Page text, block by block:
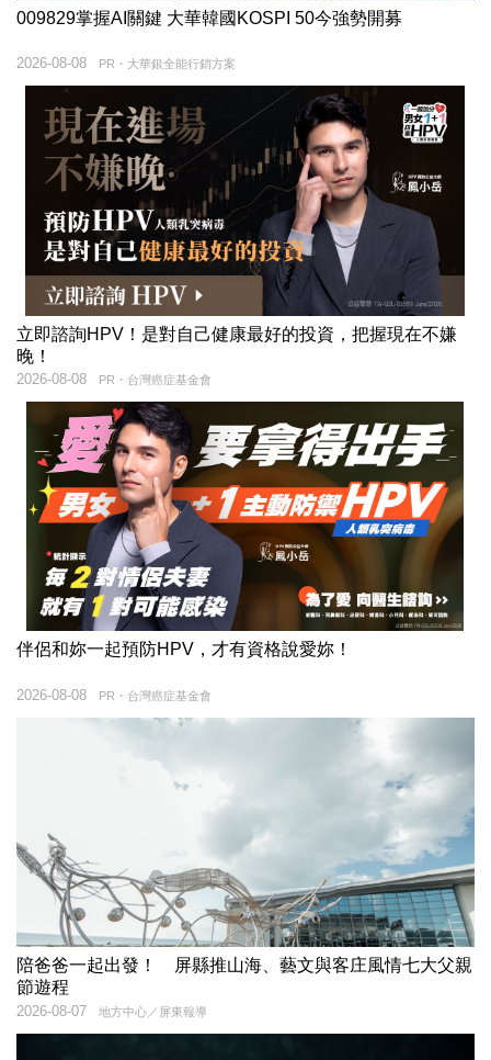
009829掌握AI關鍵 大華韓國KOSPI 50今強勢開募
PR・大華銀全能行銷方案
2026-08-08
立即諮詢HPV！是對自己健康最好的投資，把握現在不嫌
晚！
PR・台灣癌症基金會
2026-08-08
伴侶和妳一起預防HPV，才有資格說愛妳！
PR・台灣癌症基金會
2026-08-08
陪爸爸一起出發！ 屏縣推山海、藝文與客庄風情七大父親
節遊程
地方中心／屏東報導
2026-08-07